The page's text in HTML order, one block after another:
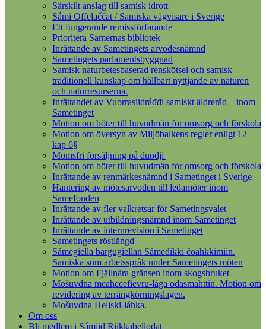
Särskilt anslag till samisk idrott
Sámi Offelaččat / Samiska vägvisare i Sverige
Ett fungerande remissförfarande
Prioritera Samernas bibliotek
Inrättande av Sametingets arvodesnämnd
Sametingets parlamentsbyggnad
Samisk naturbetesbaserad renskötsel och samisk
traditionell kunskap om hållbart nyttjande av naturen
och naturresurserna.
Inrättandet av Vuorrasiidráđđi samiskt äldreråd – inom
Sametinget
Motion om böter till huvudmän för omsorg och förskola
Motion om översyn av Miljöbalkens regler enligt 12
kap 6§
Momsfri försäljning på duodji
Motion om böter till huvudmän för omsorg och förskola
Inrättande av renmärkesnämnd i Sametinget i Sverige
Hantering av mötesarvoden till ledamöter inom
Samefonden
Inrättande av fler valkretsar för Sametingsvalet
Inrättande av utbildningsnämnd inom Sametinget
Inrättande av internrevision i Sametinget
Sametingets röstlängd
Sámegiella bargugiellan Sámedikki čoahkkimiin.
Samiska som arbetsspråk under Sametingets möten
Motion om Fjällnära gränsen inom skogsbruket
Mošuvdna meahccefievru-lága ođasmahttin. Motion om
revidering av terrängkörningslagen.
Mošuvdna Heliski-láhka.
Om oss
Bli medlem i Sámiid Riikkabellodat